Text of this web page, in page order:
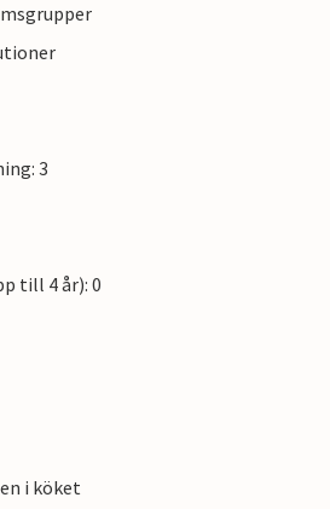
3
till 4 år): 0
i köket